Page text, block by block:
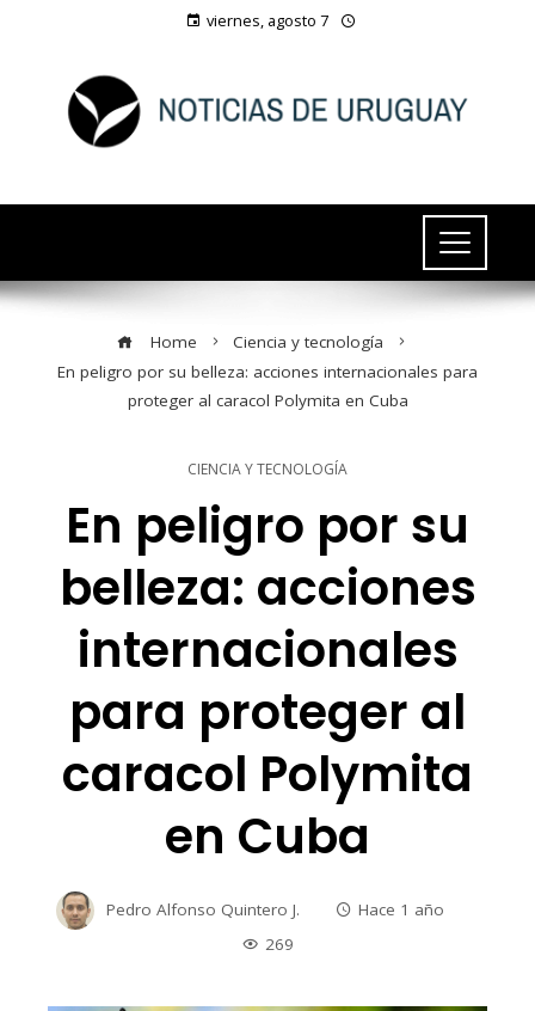
viernes, agosto 7
Home
Ciencia y tecnología
En peligro por su belleza: acciones internacionales para
proteger al caracol Polymita en Cuba
CIENCIA Y TECNOLOGÍA
En peligro por su
belleza: acciones
internacionales
para proteger al
caracol Polymita
en Cuba
Pedro Alfonso Quintero J.
Hace 1 año
269